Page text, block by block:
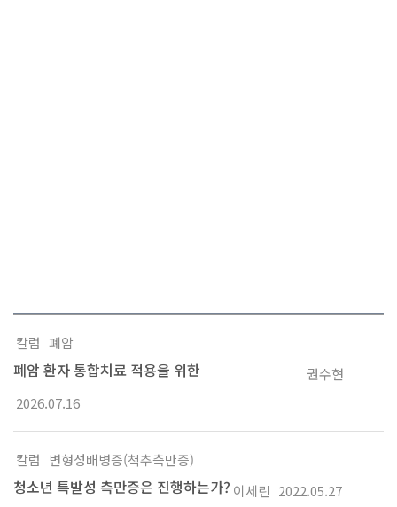
칼럼 폐암
폐암 환자 통합치료 적용을 위한
권수현
2026.07.16
칼럼 변형성배병증(척추측만증)
청소년 특발성 측만증은 진행하는가? 이세린 2022.05.27